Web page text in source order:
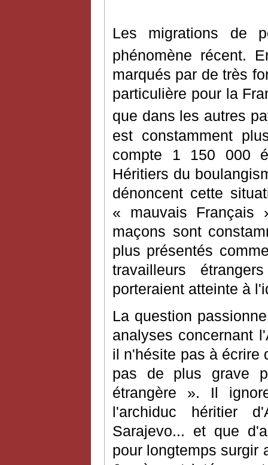
Les migrations de
phénomène récent.
marqués par de très
particulière pour la
que dans les autres
est constamment
compte 1 150 000
Héritiers du
dénoncent cette
« mauvais Français
maçons sont
plus présentés
travailleurs
porteraient atteinte à
La question
analyses concernant
il n'hésite pas à écrire
pas de plus grave
étrangère ». Il
l'archiduc héritier
Sarajevo... et que
pour longtemps surgir